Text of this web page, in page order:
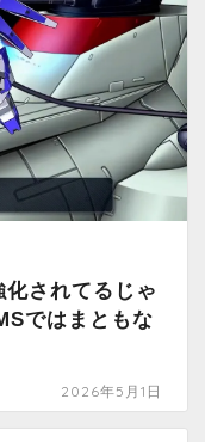
化されてるじゃ
ではまともな
2026年5月1日